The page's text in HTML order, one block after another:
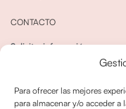
Para ofrecer las mejores
para almacenar y/o acceder
CONTACTO
Solicitar información